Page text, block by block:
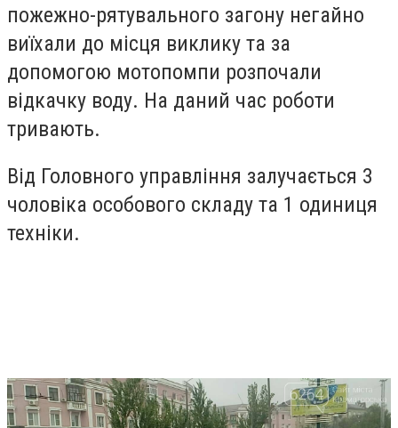
пожежно-рятувального загону негайно
виїхали до місця виклику та за
допомогою мотопомпи розпочали
відкачку воду. На даний час роботи
тривають.
Від Головного управління залучається 3
чоловіка особового складу та 1 одиниця
техніки.